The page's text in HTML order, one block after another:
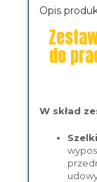
Opis
do
W skład